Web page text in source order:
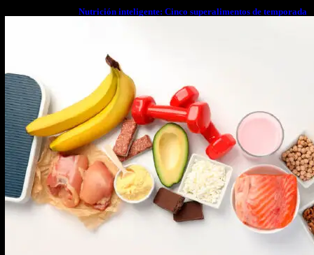
Nutrición inteligente: Cinco superalimentos de temporada